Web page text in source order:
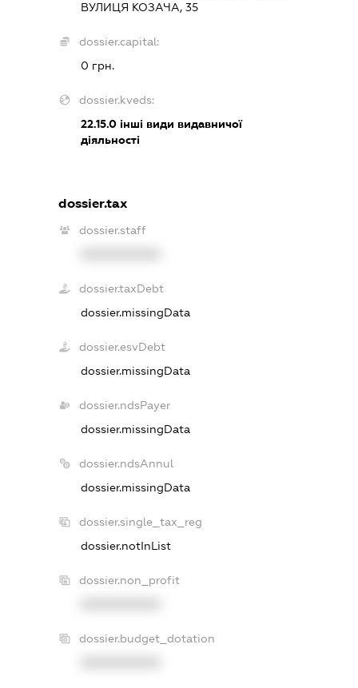
ВУЛИЦЯ КОЗАЧА, 35
dossier.capital:
0 грн.
dossier.kveds:
22.15.0 інші види видавничої
діяльності
dossier.tax
dossier.staff
dossier.taxDebt
dossier.missingData
dossier.esvDebt
dossier.missingData
dossier.ndsPayer
dossier.missingData
dossier.ndsAnnul
dossier.missingData
dossier.single_tax_reg
dossier.notInList
dossier.non_profit
dossier.budget_dotation